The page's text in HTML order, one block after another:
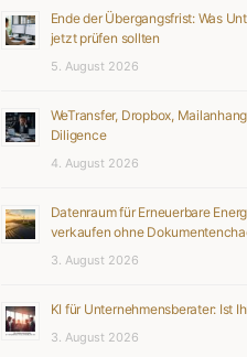
Ende der Übergangsfrist: Was
jetzt prüfen sollten
5. August 2026
WeTransfer, Dropbox,
Diligence
4. August 2026
Datenraum für Erneuerbare
verkaufen ohne
3. August 2026
KI für Unternehmensberater: Ist
3. August 2026